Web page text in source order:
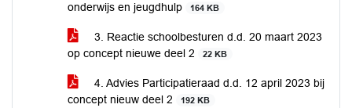
onderwijs en jeugdhulp
164 KB
3. Reactie schoolbesturen d.d. 20 maart 2023
op concept nieuwe deel 2
22 KB
4. Advies Participatieraad d.d. 12 april 2023 bij
concept nieuw deel 2
192 KB